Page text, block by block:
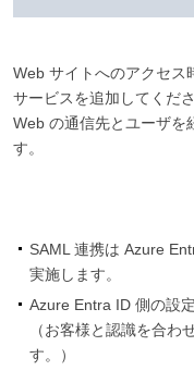
Web サイトへのアクセス
サービスを追加してくださ
Web の通信先とユーザを
す。
SAML 連携は Azure
実施します。
Azure Entra ID 側の設
（お客様と認識を合わ
す。）